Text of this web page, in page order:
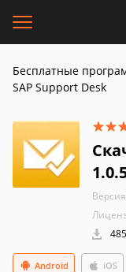
Бесплатные
SAP Support Desk
Android iOS